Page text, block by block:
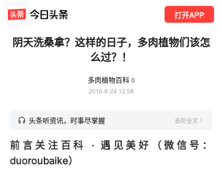
打开APP
阴天洗桑拿？这样的日子，多肉植物们该怎
么过？！
多肉植物百科 0
2016-6-24 12:58
头条听资讯，时事尽掌握 去听全文
前言 关注百科 · 遇见美好
（微信号：
duoroubaike）